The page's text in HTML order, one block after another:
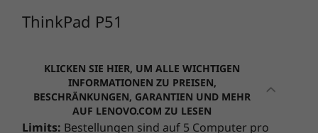
neue Maßstäbe in puncto Produktivität,
Technologie ermöglicht eine komfortable und
kosteneffiziente Verwaltung auf
Unternehmensniveau. Und mit Windows 10
Pro können Sie Ihre Produktivität noch weiter
Schützen Sie Ihren PC mit Lenovos Accidental Damage
Protection: dem ultimativen Schutzschild gegen böse
Überraschungen! Schluss mit unvorhergesehenen
Reparaturkosten. Zahlen Sie einmalig einen Betrag im
ThinkPad P51
KLICKEN SIE HIER, UM ALLE WICHTIGEN
INFORMATIONEN ZU PREISEN,
BESCHRÄNKUNGEN, GARANTIEN UND MEHR
AUF LENOVO.COM ZU LESEN
Limits: Bestellungen sind auf 5 Computer pro